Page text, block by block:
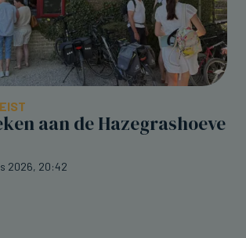
aan de Hazegrashoeve
2026, 20:42